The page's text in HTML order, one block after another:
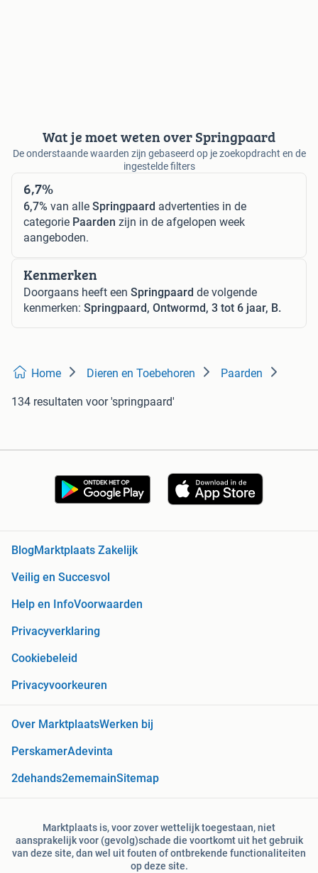
Wat je moet weten over Springpaard
De onderstaande waarden zijn gebaseerd op je zoekopdracht en de
ingestelde filters
6,7%
6,7% van alle Springpaard advertenties in de
categorie Paarden zijn in de afgelopen week
aangeboden.
Kenmerken
Doorgaans heeft een Springpaard de volgende
kenmerken: Springpaard, Ontwormd, 3 tot 6 jaar, B.
Home Dieren en Toebehoren Paarden
134 resultaten voor 'springpaard'
Blog Marktplaats Zakelijk
Veilig en Succesvol
Help en InfoVoorwaarden
Privacyverklaring
Cookiebeleid
Privacyvoorkeuren
Over MarktplaatsWerken bij
PerskamerAdevinta
2dehands2ememainSitemap
Marktplaats is, voor zover wettelijk toegestaan, niet
aansprakelijk voor (gevolg)schade die voortkomt uit het gebruik
van deze site, dan wel uit fouten of ontbrekende functionaliteiten
op deze site.